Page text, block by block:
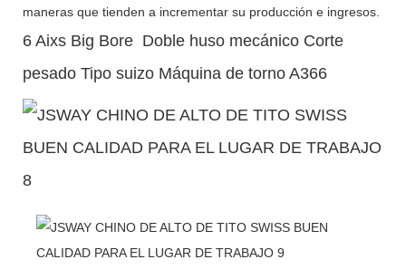
maneras que tienden a incrementar su producción e ingresos.
6 Aixs Big Bore Doble huso mecánico Corte
pesado Tipo suizo Máquina de torno A366